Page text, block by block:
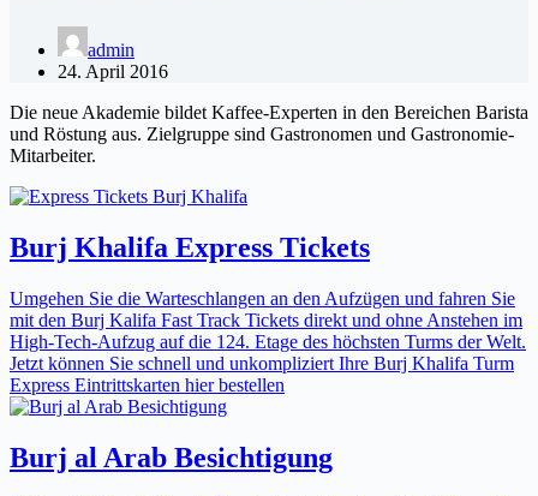
admin
24. April 2016
Die neue Akademie bildet Kaffee-Experten in den Bereichen Barista
und Röstung aus. Zielgruppe sind Gastronomen und Gastronomie-
Mitarbeiter.
Burj Khalifa Express Tickets
Umgehen Sie die Warteschlangen an den Aufzügen und fahren Sie
mit den Burj Kalifa Fast Track Tickets direkt und ohne Anstehen im
High-Tech-Aufzug auf die 124. Etage des höchsten Turms der Welt.
Jetzt können Sie schnell und unkompliziert Ihre Burj Khalifa Turm
Express Eintrittskarten hier bestellen
Burj al Arab Besichtigung